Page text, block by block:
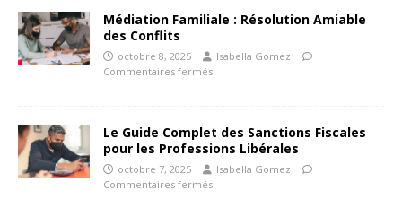
Médiation Familiale : Résolution Amiable
des Conflits
octobre 8, 2025
Isabella Gomez
Commentaires fermés
Le Guide Complet des Sanctions Fiscales
pour les Professions Libérales
octobre 7, 2025
Isabella Gomez
Commentaires fermés